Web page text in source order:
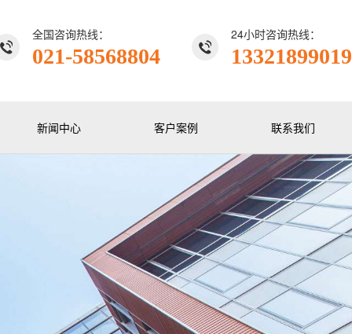
24小时咨询热线：
13321899019
全国咨询热线：
021-58568804
新闻中心 客户案例 联系我们